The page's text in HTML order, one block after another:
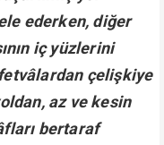
ederken, diğer
iç yüzlerini
çelişkiye
az ve kesin
bertaraf